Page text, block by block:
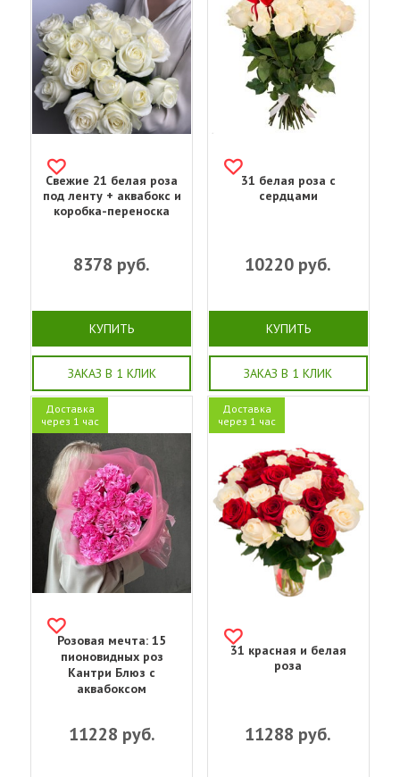
Свежие 21 белая роза
под ленту + аквабокс и
коробка-переноска
8378 руб.
КУПИТЬ
ЗАКАЗ В 1 КЛИК
31 белая роза с
сердцами
10220 руб.
КУПИТЬ
ЗАКАЗ В 1 КЛИК
Доставка
через 1 час
Розовая мечта: 15
пионовидных роз
Кантри Блюз с
аквабоксом
11228 руб.
Доставка
через 1 час
31 красная и белая
роза
11288 руб.